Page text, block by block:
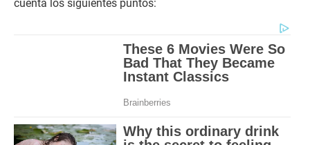
cuenta los siguientes puntos: